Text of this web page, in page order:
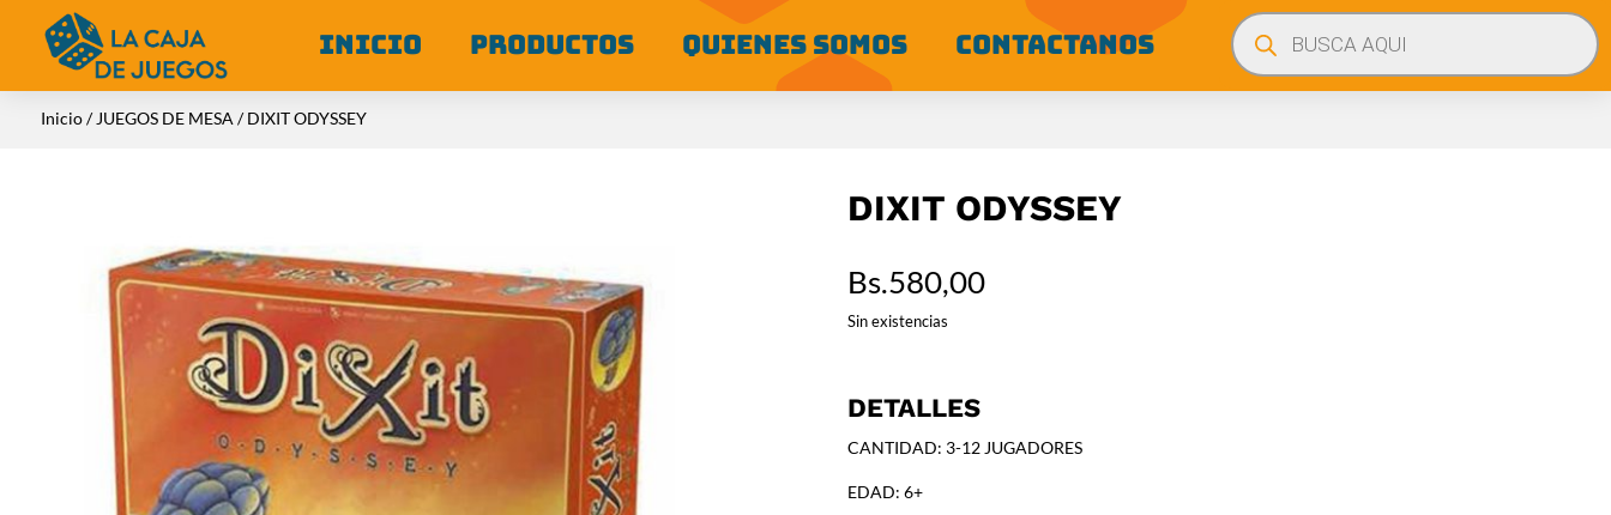
INICIO PRODUCTOS QUIENES SOMOS CONTACTANOS
Búsqueda
de
productos
Inicio/ JUEGOS DE MESA / DIXIT ODYSSEY
DIXIT ODYSSEY
Bs.580,00
Sin existencias
DETALLES
CANTIDAD: 3-12 JUGADORES
EDAD: 6+